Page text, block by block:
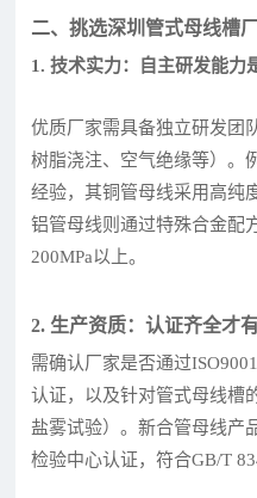
二、挑选深圳管式母线槽
1. 技术实力：自主研发能力
优质厂家需具备独立研发团
树脂浇注、空气绝缘等）。
经验，其铜管母线采用高纯
铝管母线则通过特殊合金配
200MPa以上。
2. 生产资质：认证齐全才
需确认厂家是否通过
认证，以及针对管式母线槽
盐雾试验）。新合管母线产
检验中心认证，符合GB/T